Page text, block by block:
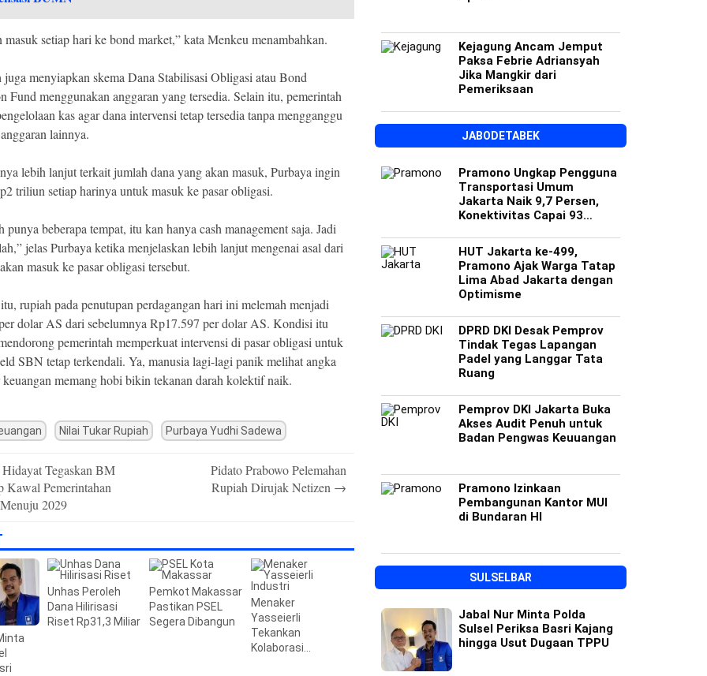
masuk setiap hari ke bond market,” kata Menkeu menambahkan.
juga menyiapkan skema Dana Stabilisasi Obligasi atau Bond
Fund menggunakan anggaran yang tersedia. Selain itu, pemerintah
kas agar dana intervensi tetap tersedia tanpa mengganggu
lainnya.
lebih lanjut terkait jumlah dana yang akan masuk, Purbaya ingin
triliun setiap harinya untuk masuk ke pasar obligasi.
punya beberapa tempat, itu kan hanya cash management saja. Jadi
jelas Purbaya ketika menjelaskan lebih lanjut mengenai asal dari
masuk ke pasar obligasi tersebut.
rupiah pada penutupan perdagangan hari ini melemah menjadi
dolar AS dari sebelumnya Rp17.597 per dolar AS. Kondisi itu
pemerintah memperkuat intervensi di pasar obligasi untuk
SBN tetap terkendali. Ya, manusia lagi-lagi panik melihat angka
keuangan memang hobi bikin tekanan darah kolektif naik.
Nilai Tukar Rupiah Purbaya Yudhi Sadewa
Tegaskan BM
Kawal Pemerintahan
2029
Pidato Prabowo Pelemahan
Rupiah Dirujak Netizen →
Unhas Peroleh
Dana Hilirisasi
Riset Rp31,3 Miliar
Pemkot Makassar
Pastikan PSEL
Segera Dibangun
Menaker
Yasseierli
Tekankan
Kolaborasi
Kejagung Ancam Jemput
Paksa Febrie Adriansyah
Jika Mangkir dari
Pemeriksaan
JABODETABEK
Pramono Ungkap Pengguna
Transportasi Umum
Jakarta Naik 9,7 Persen,
Konektivitas Capai 93
HUT Jakarta ke-499,
Pramono Ajak Warga Tatap
Lima Abad Jakarta dengan
Optimisme
DPRD DKI Desak Pemprov
Tindak Tegas Lapangan
Padel yang Langgar Tata
Ruang
Pemprov DKI Jakarta Buka
Akses Audit Penuh untuk
Badan Pengwas Keuuangan
Pramono Izinkaan
Pembangunan Kantor MUI
di Bundaran HI
SULSELBAR
Jabal Nur Minta Polda
Sulsel Periksa Basri Kajang
hingga Usut Dugaan TPPU